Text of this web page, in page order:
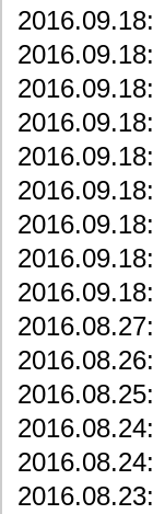
2016.09.18:
2016.09.18:
2016.09.18:
2016.09.18:
2016.09.18:
2016.09.18:
2016.09.18:
2016.09.18:
2016.09.18:
2016.08.27:
2016.08.26:
2016.08.25:
2016.08.24:
2016.08.24:
2016.08.23: